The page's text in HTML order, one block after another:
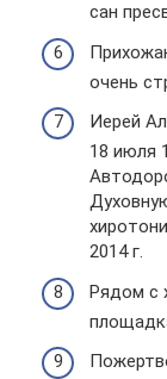
сан
очень
Иерей
18 июля
2014 г.
Рядом с